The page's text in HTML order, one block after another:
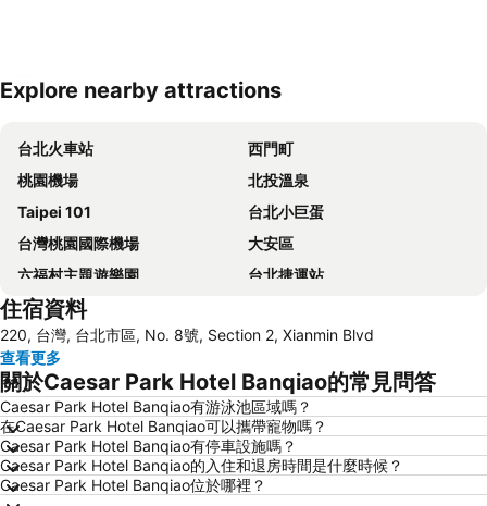
Explore nearby attractions
台北火車站
西門町
桃園機場
北投溫泉
Taipei 101
台北小巨蛋
台灣桃園國際機場
大安區
六福村主題遊樂園
台北捷運站
桃園高鐵站
新北投
烏來溫泉
陽明山
捷運中山站
捷運忠孝敦化站
大安森林公園
捷運忠孝復興站
內湖區
士林夜市
中正紀念堂
礁溪車站
桃園火車站
住宿資料
220, 台灣, 台北市區, No. 8號, Section 2, Xianmin Blvd
查看更多
關於Caesar Park Hotel Banqiao的常見問答
Caesar Park Hotel Banqiao有游泳池區域嗎？
在Caesar Park Hotel Banqiao可以攜帶寵物嗎？
Caesar Park Hotel Banqiao有停車設施嗎？
Caesar Park Hotel Banqiao的入住和退房時間是什麼時候？
Caesar Park Hotel Banqiao位於哪裡？